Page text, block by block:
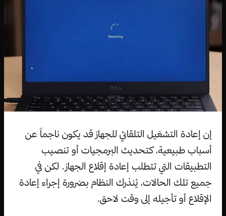
إن إعادة التشغيل التلقائي للجهاز قد يكون ناجماً عن
أسباب طبيعية، كتحديث البرمجيات أو تنصيب
التطبيقات التي تتطلب إعادة إقلاع الجهاز. لكن في
جميع تلك الحالات، يُنذرك النظام بضرورة إجراء إعادة
الإقلاع أو تأجيله إلى وقت لاحق.